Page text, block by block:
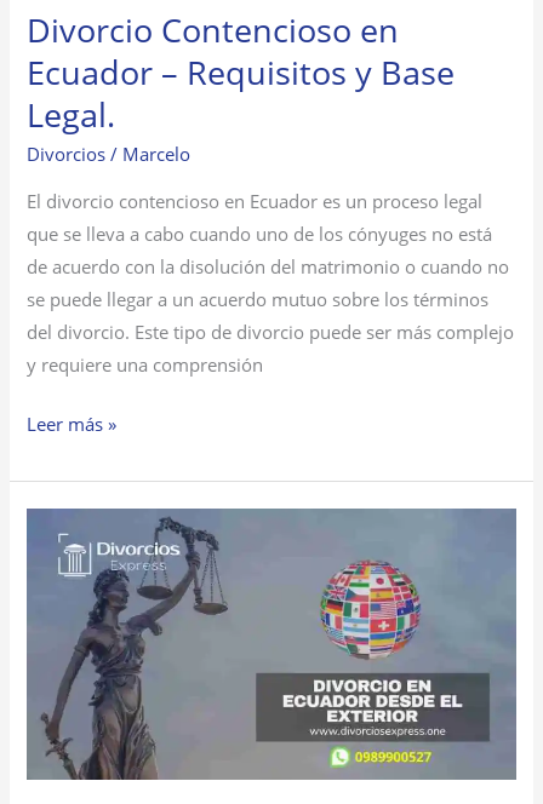
Divorcio Contencioso en
Ecuador – Requisitos y Base
Legal.
Divorcios / Marcelo
El divorcio contencioso en Ecuador es un proceso legal
que se lleva a cabo cuando uno de los cónyuges no está
de acuerdo con la disolución del matrimonio o cuando no
se puede llegar a un acuerdo mutuo sobre los términos
del divorcio. Este tipo de divorcio puede ser más complejo
y requiere una comprensión
Leer más »
Divorcio
Ecuador
desde
el
Extranjero:
ITALIA,